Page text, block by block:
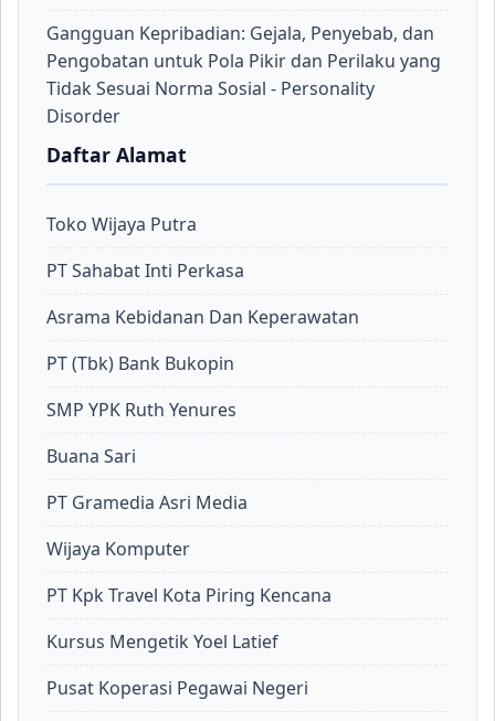
Gangguan Kepribadian: Gejala, Penyebab, dan
Pengobatan untuk Pola Pikir dan Perilaku yang
Tidak Sesuai Norma Sosial - Personality
Disorder
Daftar Alamat
Toko Wijaya Putra
PT Sahabat Inti Perkasa
Asrama Kebidanan Dan Keperawatan
PT (Tbk) Bank Bukopin
SMP YPK Ruth Yenures
Buana Sari
PT Gramedia Asri Media
Wijaya Komputer
PT Kpk Travel Kota Piring Kencana
Kursus Mengetik Yoel Latief
Pusat Koperasi Pegawai Negeri